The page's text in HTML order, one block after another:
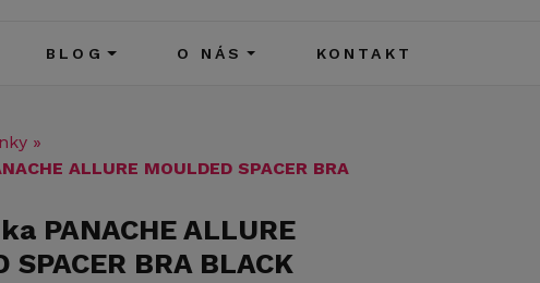
BLOG O NÁS KONTAKT
»
ALLURE MOULDED SPACER BRA
PANACHE ALLURE
SPACER BRA BLACK